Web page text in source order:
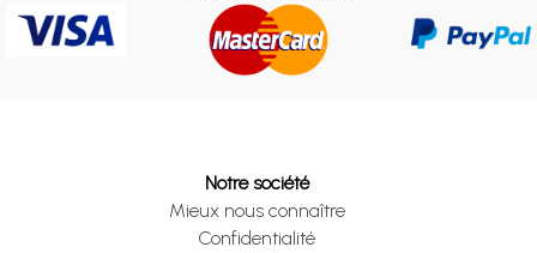
Notre société
Mieux nous connaître
Confidentialité